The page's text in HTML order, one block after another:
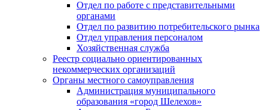
Отдел по работе с представительными
органами
Отдел по развитию потребительского рынка
Отдел управления персоналом
Хозяйственная служба
Реестр социально ориентированных
некоммерческих организаций
Органы местного самоуправления
Администрация муниципального
образования «город Шелехов»